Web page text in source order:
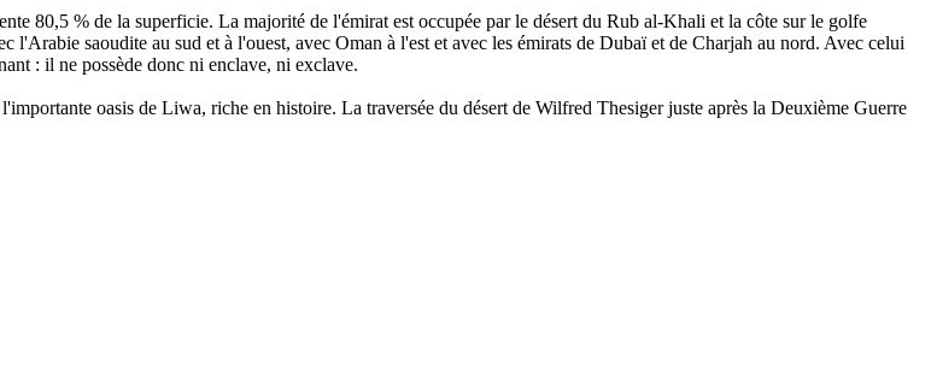
80,5 % de la superficie. La majorité de l'émirat est occupée par le désert du Rub al-Khali et la côte sur le golfe
l'Arabie saoudite au sud et à l'ouest, avec Oman à l'est et avec les émirats de Dubaï et de Charjah au nord. Avec celui
: il ne possède donc ni enclave, ni exclave.
oasis de Liwa, riche en histoire. La traversée du désert de Wilfred Thesiger juste après la Deuxième Guerre